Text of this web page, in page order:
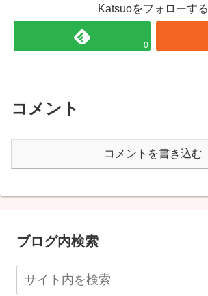
Katsuoをフォローする
0
コメント
コメントを書き込む
ブログ内検索